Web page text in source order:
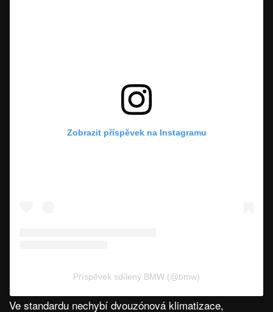
Zobrazit příspěvek na Instagramu
Příspěvek sdílený BMW (@bmw)
Ve standardu nechybí dvouzónová klimatizace,